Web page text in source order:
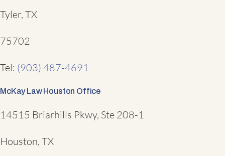
Tyler, TX
75702
Tel: (903) 487-4691
McKay Law Houston Office
14515 Briarhills Pkwy, Ste 208-1
Houston, TX